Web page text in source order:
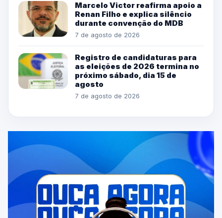
Marcelo Victor reafirma apoio a
Renan Filho e explica silêncio
durante convenção do MDB
7 de agosto de 2026
Registro de candidaturas para
as eleições de 2026 termina no
próximo sábado, dia 15 de
agosto
7 de agosto de 2026